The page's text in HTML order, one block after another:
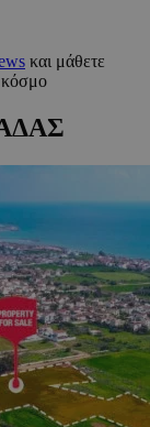
και μάθετε
κόσμο